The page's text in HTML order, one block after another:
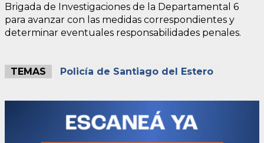
Brigada de Investigaciones de la Departamental 6
para avanzar con las medidas correspondientes y
determinar eventuales responsabilidades penales.
TEMAS Policía de Santiago del Estero